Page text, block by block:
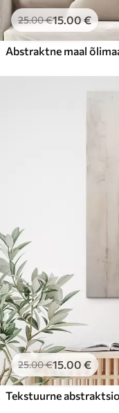
25.00€15.00€
Abstraktne maal
25.00€15.00 €
Tekstuurne